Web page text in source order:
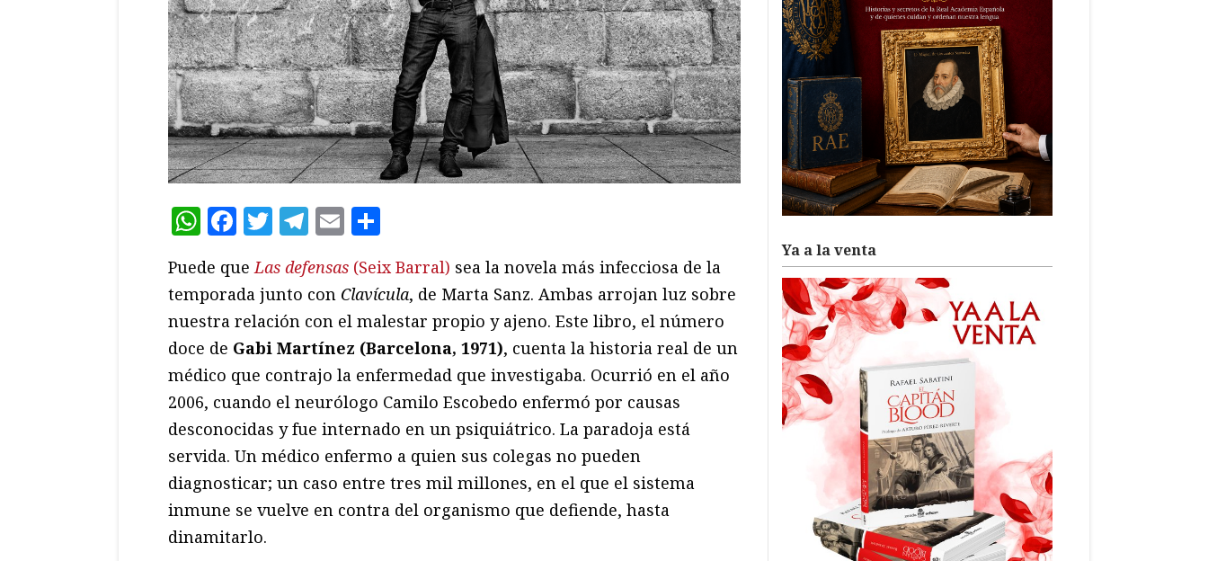
WhatsApp
Facebook
Twitter
Telegram
Email
Puede queLas defensas (Seix Barral) sea la novela más infecciosa de la
temporada junto con Clavícula, de Marta Sanz. Ambas arrojan luz sobre
nuestra relación con el malestar propio y ajeno. Este libro, el número
doce de Gabi Martínez (Barcelona, 1971), cuenta la historia real de un
médico que contrajo la enfermedad que investigaba. Ocurrió en el año
2006, cuando el neurólogo Camilo Escobedo enfermó por causas
desconocidas y fue internado en un psiquiátrico. La paradoja está
servida. Un médico enfermo a quien sus colegas no pueden
diagnosticar; un caso entre tres mil millones, en el que el sistema
inmune se vuelve en contra del organismo que defiende, hasta
dinamitarlo.
Ya a la venta